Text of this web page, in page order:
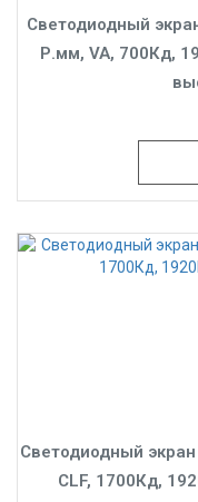
Светодиодный
Р.мм, VA, 700Кд,
Светодиодный
CLF, 1700Кд,